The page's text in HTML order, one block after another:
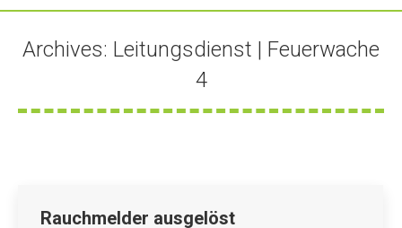
Archives: Leitungsdienst | Feuerwache
4
Sie befinden sich hier:
Rauchmelder ausgelöst